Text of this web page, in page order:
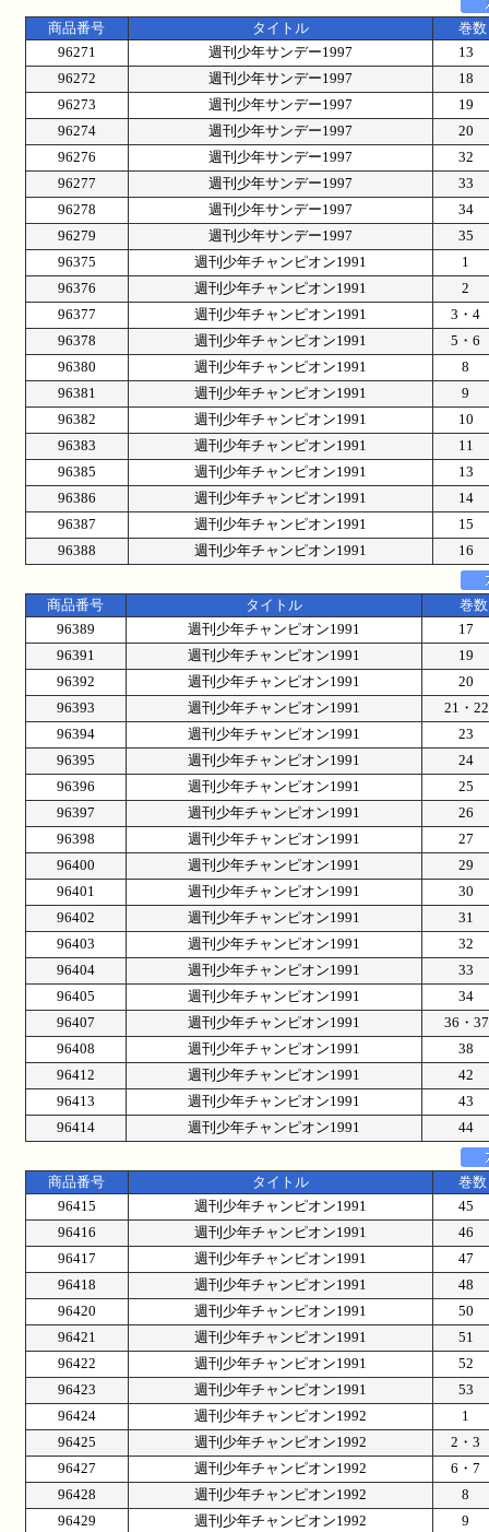
商品番号 タイトル
巻数
96271
週刊少年サンデー1997
13
96272
週刊少年サンデー1997
18
96273
週刊少年サンデー1997
19
96274
週刊少年サンデー1997
20
96276
週刊少年サンデー1997
32
96277
週刊少年サンデー1997
33
96278
週刊少年サンデー1997
34
96279
週刊少年サンデー1997
35
96375
週刊少年チャンピオン1991
1
96376
週刊少年チャンピオン1991
2
96377
週刊少年チャンピオン1991
3・
96378
週刊少年チャンピオン1991
5・
96380
週刊少年チャンピオン1991
8
96381
週刊少年チャンピオン1991
9
96382
週刊少年チャンピオン1991
10
96383
週刊少年チャンピオン1991
11
96385
週刊少年チャンピオン1991
13
96386
週刊少年チャンピオン1991
14
96387
週刊少年チャンピオン1991
15
96388
週刊少年チャンピオン1991 16
商品番号 タイトル
巻数
96389
週刊少年チャンピオン1991
17
96391
週刊少年チャンピオン1991
19
96392
週刊少年チャンピオン1991
20
96393
週刊少年チャンピオン1991
21・
96394
週刊少年チャンピオン1991
23
96395
週刊少年チャンピオン1991
24
96396
週刊少年チャンピオン1991
25
96397
週刊少年チャンピオン1991
26
96398
週刊少年チャンピオン1991
27
96400
週刊少年チャンピオン1991
29
96401
週刊少年チャンピオン1991
30
96402
週刊少年チャンピオン1991
31
96403
週刊少年チャンピオン1991
32
96404
週刊少年チャンピオン1991
33
96405
週刊少年チャンピオン1991
34
96407
週刊少年チャンピオン1991
36・
96408
週刊少年チャンピオン1991
38
96412
週刊少年チャンピオン1991
42
96413
週刊少年チャンピオン1991
43
96414
週刊少年チャンピオン1991 44
商品番号 タイトル
巻数
96415
週刊少年チャンピオン1991
45
96416
週刊少年チャンピオン1991
46
96417
週刊少年チャンピオン1991
47
96418
週刊少年チャンピオン1991
48
96420
週刊少年チャンピオン1991
50
96421
週刊少年チャンピオン1991
51
96422
週刊少年チャンピオン1991
52
96423
週刊少年チャンピオン1991
53
96424
週刊少年チャンピオン1992
1
96425
週刊少年チャンピオン1992
2・
96427
週刊少年チャンピオン1992
6・
96428
週刊少年チャンピオン1992
8
96429
週刊少年チャンピオン1992
9